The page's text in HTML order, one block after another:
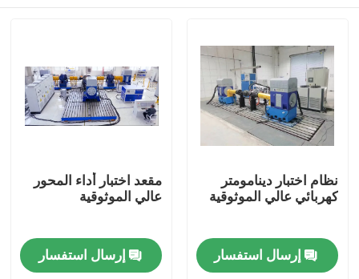
المنتجات
نظام اختبار دينامومتر
كهربائي عالي الموثوقية
إرسال استفسار
مقعد اختبار أداء المحور
عالي الموثوقية
إرسال استفسار